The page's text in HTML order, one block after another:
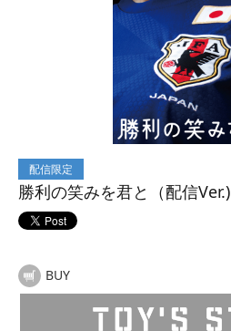
配信限定
勝利の笑みを君と（配信Ver.)
BUY